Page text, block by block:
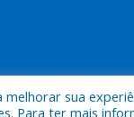
reservados a
melhorar sua
Para ter mais